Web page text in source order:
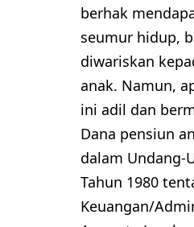
berhak
seumur hidup,
diwariskan
anak. Namun,
ini adil dan
Dana pensiun
dalam Undang-
Tahun 1980
Keuangan/